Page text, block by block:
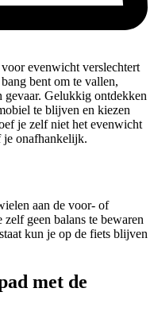
evenwicht verslechtert
bent om te vallen,
gevaar. Gelukkig ontdekken
te blijven en kiezen
je zelf niet het evenwicht
onafhankelijk.
aan de voor- of
geen balans te bewaren
kun je op de fiets blijven
met de